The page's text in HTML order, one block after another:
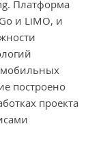
Платформа
и LiMO, и
мобильных
построено
проекта